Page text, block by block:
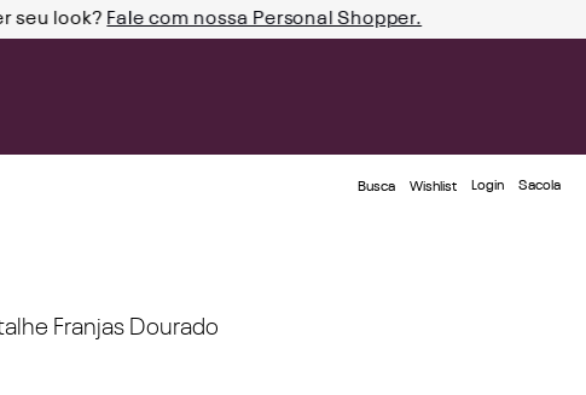
seu look? Fale com nossa Personal Shopper.
Busca Wishlist Login
Franjas Dourado